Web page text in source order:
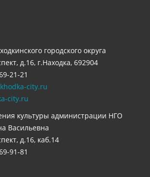
городского округа
д.16, г.Находка, 692904
21-21
city.ru
city.ru
культуры администрации НГО
Васильевна
д.16, каб.14
91-81